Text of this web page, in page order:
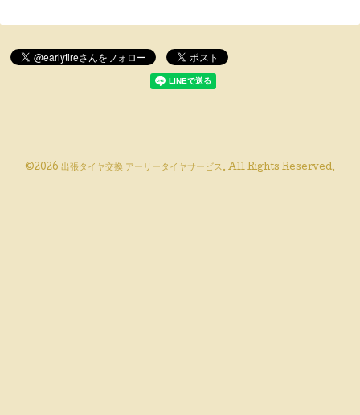
©2026 出張タイヤ交換 アーリータイヤサービス. All Rights Reserved.